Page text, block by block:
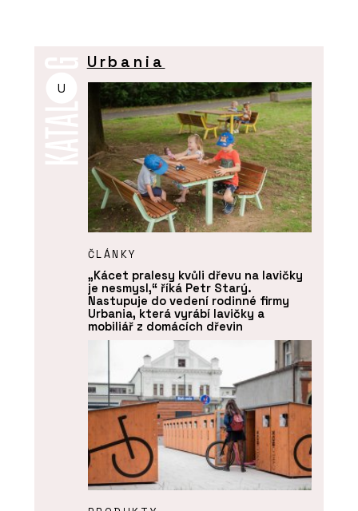
U
Urbania
ČLÁNKY
„Kácet pralesy kvůli dřevu na lavičky
je nesmysl,“ říká Petr Starý.
Nastupuje do vedení rodinné firmy
Urbania, která vyrábí lavičky a
mobiliář z domácích dřevin